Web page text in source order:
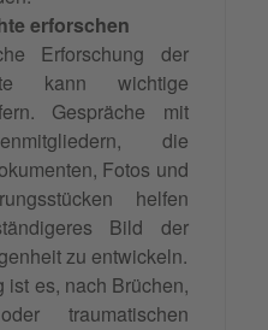
erforschen
Erforschung der
kann wichtige
Gespräche mit
die
Fotos und
helfen
Bild der
zu entwickeln.
ist es, nach Brüchen,
traumatischen